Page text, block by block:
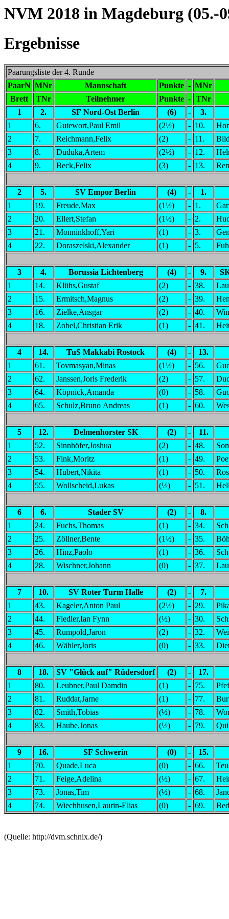
NVM 2018 in Magdeburg (05.-
Ergebnisse
Paarungsliste der 4. Runde
PaarN MNr Mannschaft Punkte - MNr
Brett
TNr Teilnehmer Punkte - TNr
1
2. SF Nord-Ost Berlin (6) -
3.
1
6. Gutewort,Paul Emil (2½) - 10.
2
7. Reichmann,Felix (2) - 11.
3
8. Duduka,Artem (2½) - 12.
4
9. Beck,Felix (3) - 13.
2 5. SV Empor Berlin (4) -
1.
1
19. Freude,Max (1½) - 1.
2
20. Ellert,Stefan (1½) - 2.
3
21. Monninkhoff,Yari (1) - 3.
4
22. Doraszelski,Alexander (1) - 5.
3 4. Borussia Lichtenberg (4) - 9.
1
14. Klühs,Gustaf (2) - 38.
2
15. Ermitsch,Magnus (2) - 39.
3
16. Zielke,Ansgar (2) - 40.
4
18. Zobel,Christian Erik (1) - 41.
4 14. TuS Makkabi Rostock (4) -
13.
1
61. Tovmasyan,Minas (1½) - 56.
2
62. Janssen,Joris Frederik (2) - 57.
3
64. Köpnick,Amanda (0) - 58.
4
65. Schulz,Bruno Andreas (1) - 60.
5 12. Delmenhorster SK (2) -
11.
1
52. Sinnhöfer,Joshua (2) - 48.
2
53. Fink,Moritz (1) - 49.
3
54. Hubert,Nikita (1) - 50.
4
55. Wollscheid,Lukas (½) - 51.
6 6. Stader SV (2) -
8.
1
24. Fuchs,Thomas (1) - 34.
2
25. Zöllner,Bente (1½) - 35.
3
26. Hinz,Paolo (1) - 36.
4
28. Wischner,Johann (0) - 37.
7 10. SV Roter Turm Halle (2) -
7.
1
43. Kageler,Anton Paul (2½) - 29.
2
44. Fiedler,Ian Fynn (½) - 30.
3
45. Rumpold,Jaron (2) - 32.
4
46. Wähler,Joris (0) - 33.
8 18. SV "Glück auf" Rüdersdorf (2) -
17.
1
80. Leubner,Paul Damdin (1) - 75.
2
81. Ruddat,Jarne (1) - 77.
3
82. Smith,Tobias (½) - 78.
4
83. Haube,Jonas (½) - 79.
9 16. SF Schwerin (0) -
15.
1
70. Quade,Luca (0) - 66.
2
71. Feige,Adelina (½) - 67.
3
73. Jonas,Tim (½) - 68.
4
74. Wiechhusen,Laurin-Elias (0) - 69.
(Quelle: http://dvm.schnix.de/)